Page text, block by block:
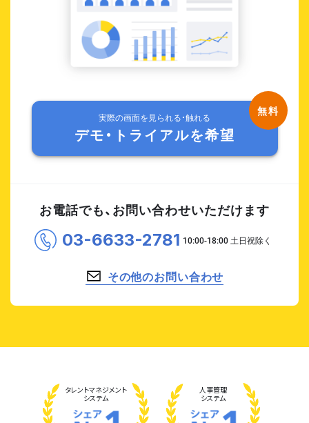
実際の画面を見られる・触れる
デモ・トライアルを希望
お電話でも、お問い合わせいただけます
03-6633-2781
その他のお問い合わせ
タレントマネジメント
システム
人事管理
システム